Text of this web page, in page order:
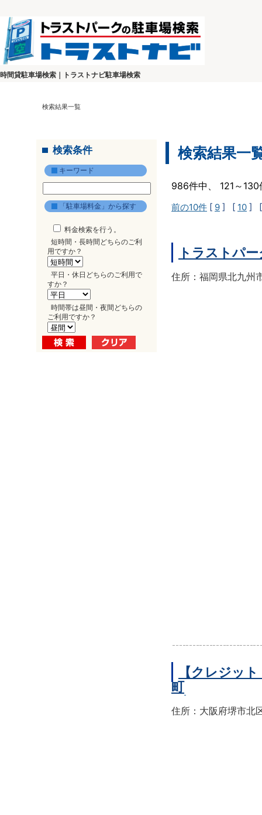
時間貸駐車場検索｜トラストナビ駐車場検索
検索結果一覧
検索条件
キーワード
「駐車場料金」から探す
料金検索を行う。
短時間・長時間どちらのご利
用ですか？
平日・休日どちらのご利用で
すか？
時間帯は昼間・夜間どちらの
ご利用ですか？
検索結果一
986件中、 121～
前の10件 [ 9 ] [ 10 ]
トラストパ
住所：福岡県北九州
【クレジッ
町
住所：大阪府堺市北